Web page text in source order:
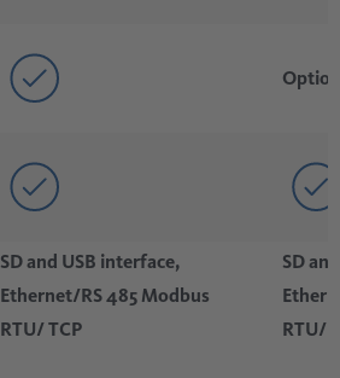
SD and USB interface,
Ethernet/RS 485 Modbus
RTU/ TCP
SD
RTU/